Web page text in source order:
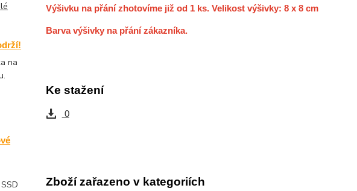
na
Výšivku na přání zhotovíme již od 1 ks. Velikost výšivky: 8 x 8 cm
Barva výšivky na přání zákazníka.
Ke stažení
0
Zboží zařazeno v kategoriích